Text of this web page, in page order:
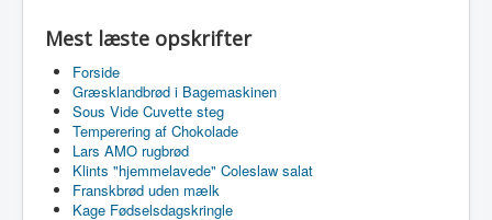
Mest læste opskrifter
Forside
Græsklandbrød i Bagemaskinen
Sous Vide Cuvette steg
Temperering af Chokolade
Lars AMO rugbrød
Klints "hjemmelavede" Coleslaw salat
Franskbrød uden mælk
Kage Fødselsdagskringle